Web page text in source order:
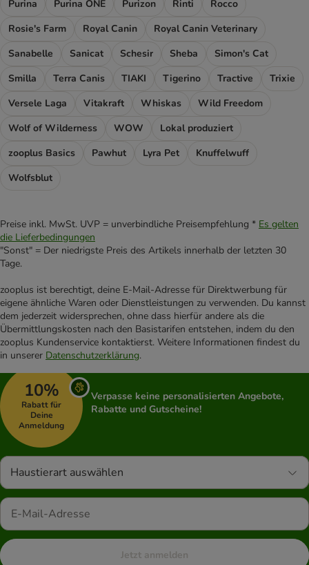
Purina
Purina ONE Purizon Rinti
Rocco
Rosie's Farm
Royal Canin
Royal Canin Veterinary
Sanabelle
Sanicat Schesir Sheba
Simon's Cat
Smilla
Terra Canis TIAKI Tigerino Tractive
Trixie
Versele Laga
Vitakraft Whiskas
Wild Freedom
Wolf of Wilderness
WOW
Lokal produziert
zooplus Basics
Pawhut Lyra Pet
Knuffelwuff
Wolfsblut
Preise inkl. MwSt. UVP = unverbindliche Preisempfehlung * Es gelten
die Lieferbedingungen
"Sonst" = Der niedrigste Preis des Artikels innerhalb der letzten 30
Tage.
zooplus ist berechtigt, deine E-Mail-Adresse für Direktwerbung für
eigene ähnliche Waren oder Dienstleistungen zu verwenden. Du kannst
dem jederzeit widersprechen, ohne dass hierfür andere als die
Übermittlungskosten nach den Basistarifen entstehen, indem du den
zooplus Kundenservice kontaktierst. Weitere Informationen findest du
in unserer Datenschutzerklärung.
10%
Rabatt für
Deine
Anmeldung
Verpasse keine personalisierten Angebote,
Rabatte und Gutscheine!
Haustierart auswählen
Jetzt anmelden